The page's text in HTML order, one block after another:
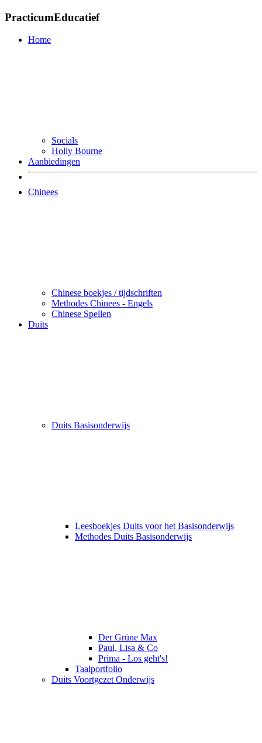
PracticumEducatief
Home
Socials
Holly Bourne
Aanbiedingen
Chinees
Chinese boekjes / tijdschriften
Methodes Chinees - Engels
Chinese Spellen
Duits
Duits Basisonderwijs
Leesboekjes Duits voor het Basisonderwijs
Methodes Duits Basisonderwijs
Der Grüne Max
Paul, Lisa & Co
Prima - Los geht's!
Taalportfolio
Duits Voortgezet Onderwijs